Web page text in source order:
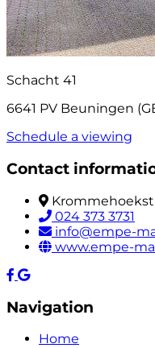
Schacht 41
6641 PV Beuningen
Schedule a viewing
Contact
024 373 3731
info@empe-
www.empe-
Navigation
Home